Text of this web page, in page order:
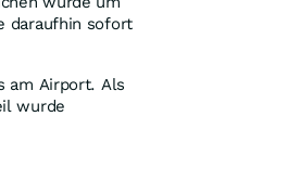
daraufhin sofort
am Airport. Als
wurde